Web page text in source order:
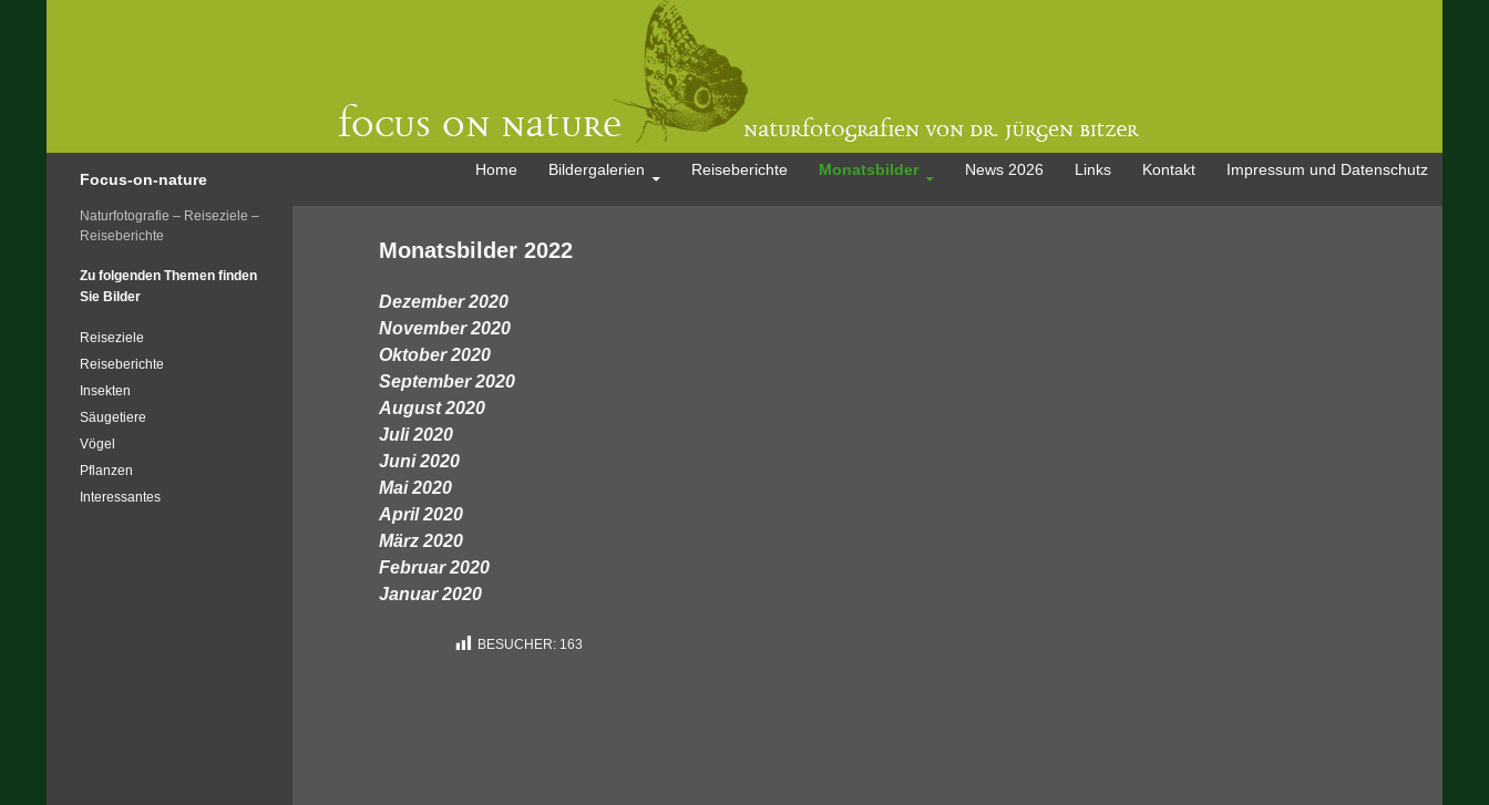
Focus-on-nature
Zum Inhalt springen
Home Bildergalerien Reiseberichte Monatsbilder News 2026 Links Kontakt Impressum und Datenschutz
Monatsbilder 2022
Dezember 2020
November 2020
Oktober 2020
September 2020
August 2020
Juli 2020
Juni 2020
Mai 2020
April 2020
März 2020
Februar 2020
Januar 2020
BESUCHER: 163
Naturfotografie – Reiseziele –
Reiseberichte
Zu folgenden Themen finden
Sie Bilder
Reiseziele
Reiseberichte
Insekten
Säugetiere
Vögel
Pflanzen
Interessantes